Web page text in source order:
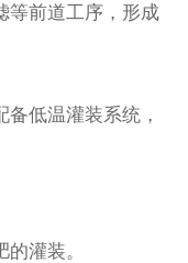
等前道工序，形成
低温灌装系统，
灌装。